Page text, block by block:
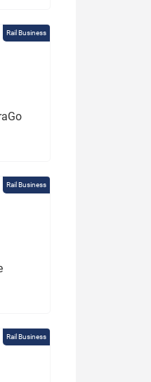
Rail Business
Rail Business
Rail Business